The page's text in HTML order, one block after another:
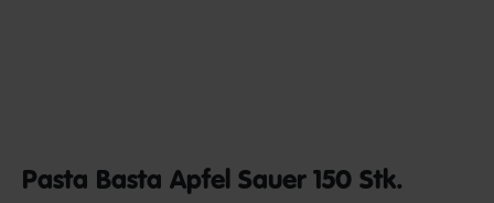
Pasta Basta Apfel Sauer 150 Stk.